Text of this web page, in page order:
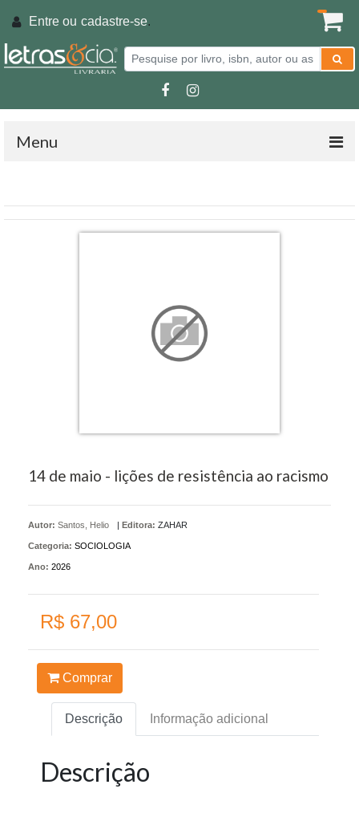
Entre ou cadastre-se.
Menu
14 de maio - lições de resistência ao racismo
Autor: Santos, Helio | Editora: ZAHAR
Categoria: SOCIOLOGIA
Ano: 2026
R$ 67,00
Comprar
Descrição Informação adicional
Descrição